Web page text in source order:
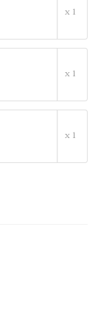
x 1
x 1
x 1